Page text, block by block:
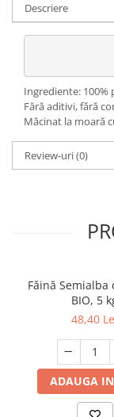
Descriere
Ingrediente:
Fără aditivi, fără
Măcinat la moară
Review-uri(0)
Făină Semialba
BIO, 5
48,40
ADAUGA